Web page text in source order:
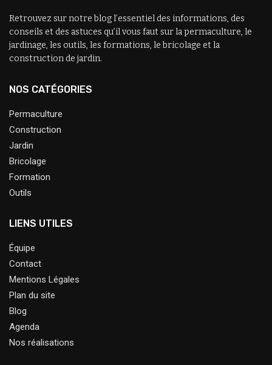
Retrouvez sur notre blog l’essentiel des informations, des
conseils et des astuces qu’il vous faut sur la permaculture, le
jardinage, les outils, les formations, le bricolage et la
construction de jardin.
NOS CATÉGORIES
Permaculture
Construction
Jardin
Bricolage
Formation
Outils
LIENS UTILES
Équipe
Contact
Mentions Légales
Plan du site
Blog
Agenda
Nos réalisations